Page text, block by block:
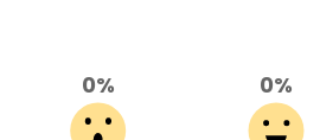
0%
0%